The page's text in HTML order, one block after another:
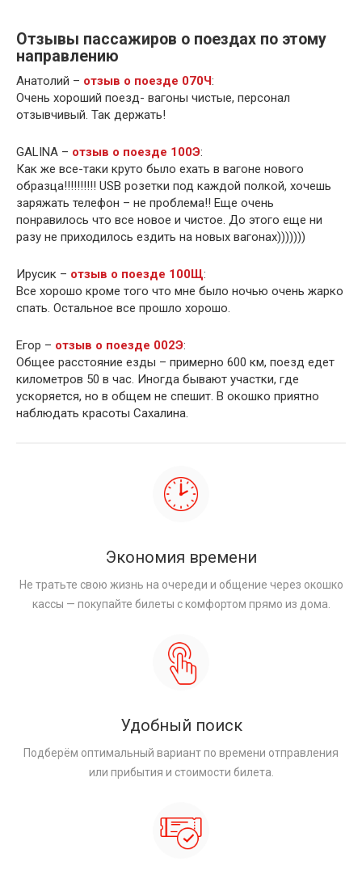
Отзывы пассажиров о поездах по этому
направлению
Анатолий – отзыв о поезде 070Ч:
Очень хороший поезд- вагоны чистые, персонал
отзывчивый. Так держать!
GALINA – отзыв о поезде 100Э:
Как же все-таки круто было ехать в вагоне нового
образца!!!!!!!!!! USB розетки под каждой полкой, хочешь
заряжать телефон – не проблема!! Еще очень
понравилось что все новое и чистое. До этого еще ни
разу не приходилось ездить на новых вагонах)))))))
Ирусик – отзыв о поезде 100Щ:
Все хорошо кроме того что мне было ночью очень жарко
спать. Остальное все прошло хорошо.
Егор – отзыв о поезде 002Э:
Общее расстояние езды – примерно 600 км, поезд едет
километров 50 в час. Иногда бывают участки, где
ускоряется, но в общем не спешит. В окошко приятно
наблюдать красоты Сахалина.
Экономия времени
Не тратьте свою жизнь на очереди и общение через окошко
кассы — покупайте билеты с комфортом прямо из дома.
Удобный поиск
Подберём оптимальный вариант по времени отправления
или прибытия и стоимости билета.